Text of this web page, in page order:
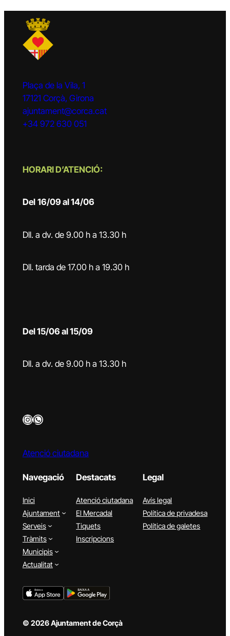
Plaça de la Vila, 1
17121 Corçà, Girona
ajuntament@corca.cat
+34 972 630 051
HORARI D’ATENCIÓ:
Del 16/09 al 14/06
Dll. a dv. de 9.00 h a 13.30 h
Dll. tarda de 17.00 h a 19.30 h
Del 15/06 al 15/09
Dll. a dv. de 9.00 h a 13.30 h
InstagramWhatsApp
Atenció ciutadana
Navegació
Inici
Ajuntament
Serveis
Tràmits
Municipis
Actualitat
Destacats
Atenció ciutadana
El Mercadal
Tiquets
Inscripcions
Legal
Avís legal
Política de privadesa
Política de galetes
© 2026 Ajuntament de Corçà